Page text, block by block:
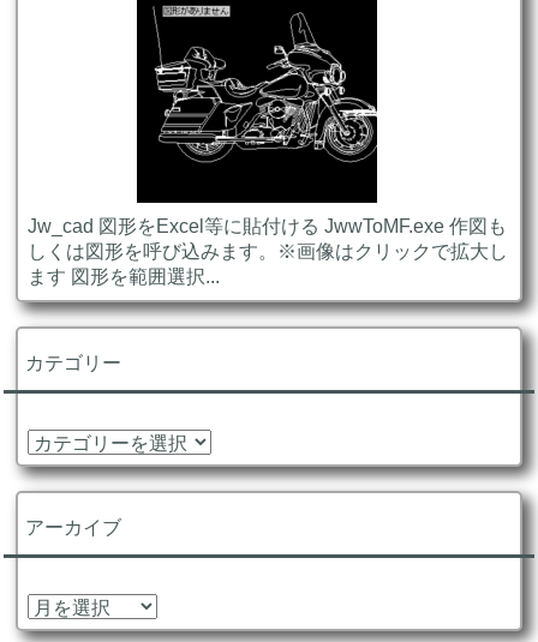
Jw_cad 図形をExcel等に貼付ける JwwToMF.exe 作図も
しくは図形を呼び込みます。※画像はクリックで拡大し
ます 図形を範囲選択...
カテゴリー
カ
テ
ゴ
ー
アーカイブ
ア
ー